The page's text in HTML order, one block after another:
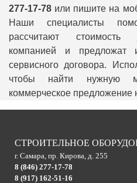
277-17-78 или пишите на
Наши специалисты
рассчитают стоимость
компанией и предложат
сервисного договора.
чтобы найти нужную
коммерческое предложение
СТРОИТЕЛЬНОЕ
г. Самара, пр. Кирова, д. 255
8 (846) 277-17-78
8 (917) 162-51-16